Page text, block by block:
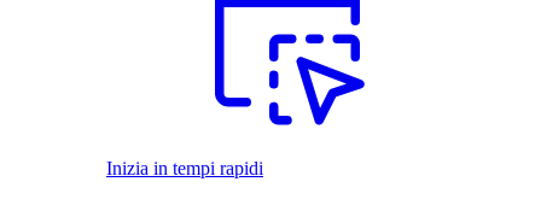
Inizia in tempi rapidi